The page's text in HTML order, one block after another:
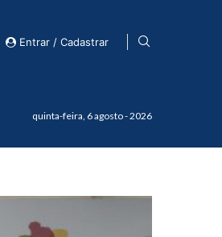
Entrar / Cadastrar
quinta-feira, 6 agosto - 2026